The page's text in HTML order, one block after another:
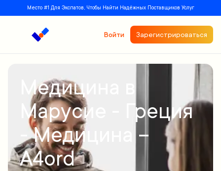
Место #1 Для Экспатов, Чтобы Найти Надёжных Поставщиков Услуг
Войти Зарегистрироваться
Медицина в
Марусие - Греция
- Медицина –
A4ord